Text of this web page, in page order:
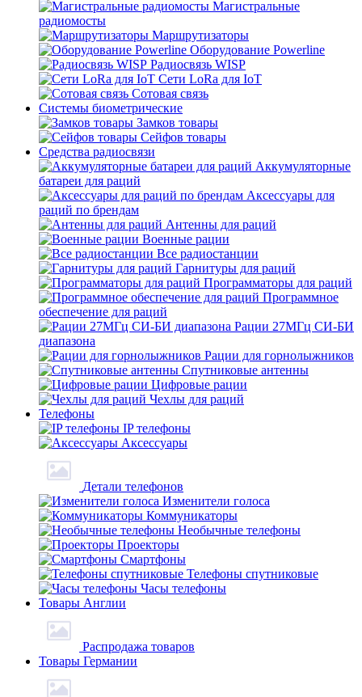
Магистральные
радиомосты
Маршрутизаторы
Оборудование Powerline
Радиосвязь WISP
Сети LoRa для IoT
Сотовая связь
Системы биометрические
Замков товары
Сейфов товары
Средства радиосвязи
Аккумуляторные
батареи для раций
Аксессуары для
раций по брендам
Антенны для раций
Военные рации
Все радиостанции
Гарнитуры для раций
Программаторы для раций
Программное
обеспечение для раций
Рации 27МГц СИ-БИ
диапазона
Рации для горнолыжников
Спутниковые антенны
Цифровые рации
Чехлы для раций
Телефоны
IP телефоны
Аксессуары
Детали телефонов
Изменители голоса
Коммуникаторы
Необычные телефоны
Проекторы
Смартфоны
Телефоны спутниковые
Часы телефоны
Товары Англии
Распродажа товаров
Товары Германии